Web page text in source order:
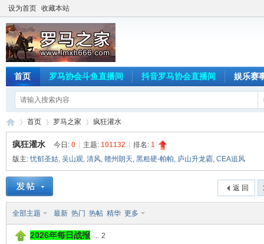
设为首页 收藏本站
首页 罗马协会斗鱼直播间 抖音罗马协会直播间 娱乐赛
罗 »
首页
›
罗马之家
›
疯狂灌水
疯狂灌水 今日: 0 主题: 101132 排名: 1
版主:忧郁圣姑, 吴山观, 清风, 赣州朗天, 黑粗硬-帕帕, 庐山升龙霸, CEA追风
返 回
全部主题 最新 热门 热帖 精华 更多
2026年每日战报 ... 2